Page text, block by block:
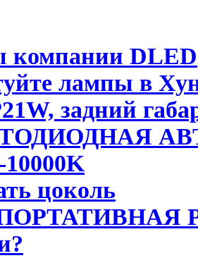
компании DLED
лампы в
задний
цоколь